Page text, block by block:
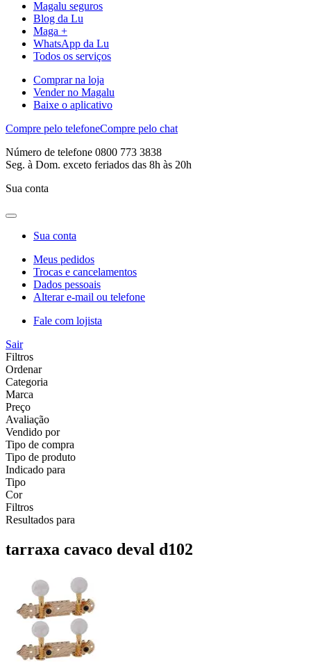
Magalu seguros
Blog da Lu
Maga +
WhatsApp da Lu
Todos os serviços
Comprar na loja
Vender no Magalu
Baixe o aplicativo
Compre pelo telefoneCompre pelo chat
Número de telefone 0800 773 3838
Seg. à Dom. exceto feriados das 8h às 20h
Sua conta
Sua conta
Meus pedidos
Trocas e cancelamentos
Dados pessoais
Alterar e-mail ou telefone
Fale com lojista
Sair
Filtros
Ordenar
Categoria
Marca
Preço
Avaliação
Vendido por
Tipo de compra
Tipo de produto
Indicado para
Tipo
Cor
Filtros
Resultados para
tarraxa cavaco deval d102